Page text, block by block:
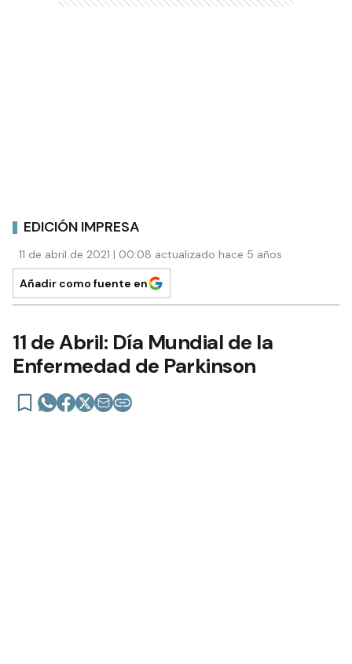
EDICIÓN IMPRESA
11 de abril de 2021 | 00:08 actualizado hace 5 años
Añadir como fuente en
11 de Abril: Día Mundial de la
Enfermedad de Parkinson